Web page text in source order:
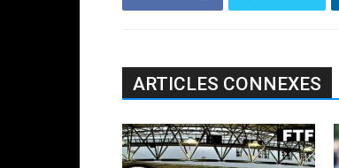
ARTICLES CONNEXES